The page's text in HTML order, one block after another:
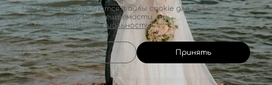
На сайте используются файлы cookie для работы
сайта и анализа посещаемости.
Политика конфиденциальности
Отклонить Принять